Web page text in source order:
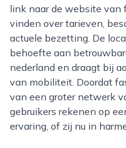
link naar de website van
vinden over tarieven,
actuele bezetting. De
behoefte aan
nederland en draagt bij
van mobiliteit. Doordat
van een groter netwerk
gebruikers rekenen op
ervaring, of zij nu in